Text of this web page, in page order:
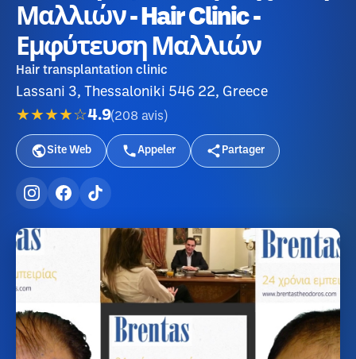
Μαλλιών - Hair Clinic -
Εμφύτευση Μαλλιών
Hair transplantation clinic
Lassani 3, Thessaloniki 546 22, Greece
★★★★☆4.9(208 avis )
Site Web Appeler Partager